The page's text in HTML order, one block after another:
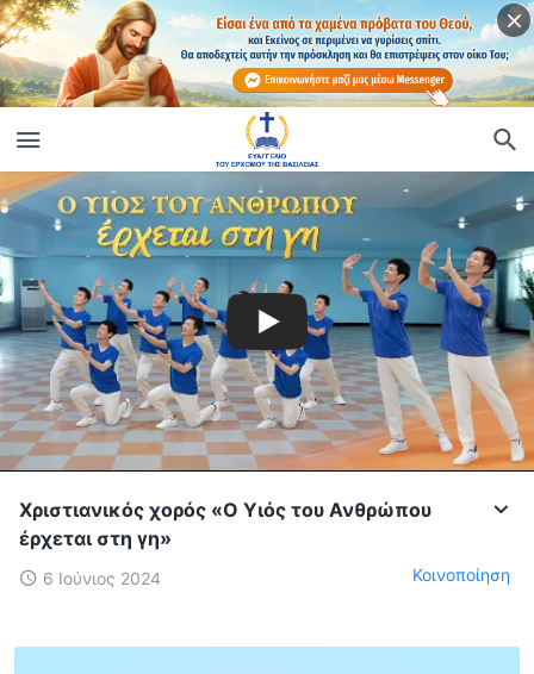
Χριστιανικός χορός «Ο Υιός του Ανθρώπου
έρχεται στη γη»
6 Ιούνιος 2024 Κοινοποίηση